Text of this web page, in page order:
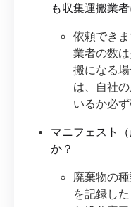
も収集運搬業
依頼でき
業者の数
搬になる
は、自社
いるか必ず
マニフェスト
か？
廃棄物の
を記録し